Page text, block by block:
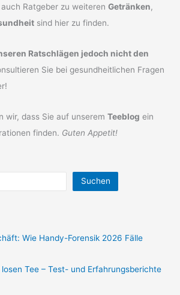
Ratgeber zu weiterenGetränken,
sind hier zu finden.
Ratschlägen jedoch nicht den
Sie bei gesundheitlichen Fragen
wir, dass Sie auf unseremTeeblog ein
finden. Guten Appetit!
Suchen
Wie Handy-Forensik 2026 Fälle
Tee – Test- und Erfahrungsberichte